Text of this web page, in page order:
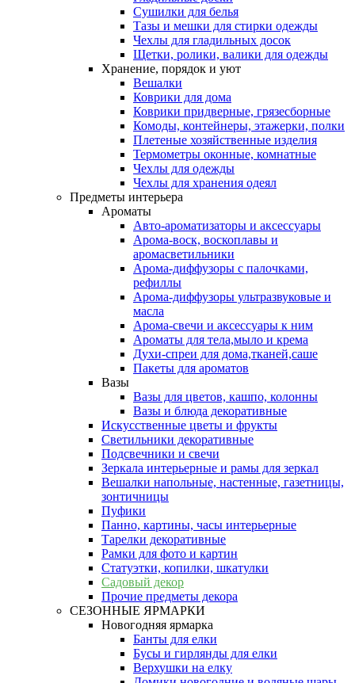
Сушилки для белья
Тазы и мешки для стирки одежды
Чехлы для гладильных досок
Щетки, ролики, валики для одежды
Хранение, порядок и уют
Вешалки
Коврики для дома
Коврики придверные, грязесборные
Комоды, контейнеры, этажерки, полки
Плетеные хозяйственные изделия
Термометры оконные, комнатные
Чехлы для одежды
Чехлы для хранения одеял
Предметы интерьера
Ароматы
Авто-ароматизаторы и аксессуары
Арома-воск, воскоплавы и
аромасветильники
Арома-диффузоры с палочками,
рефиллы
Арома-диффузоры ультразвуковые и
масла
Арома-свечи и аксессуары к ним
Ароматы для тела,мыло и крема
Духи-спреи для дома,тканей,саше
Пакеты для ароматов
Вазы
Вазы для цветов, кашпо, колонны
Вазы и блюда декоративные
Искусственные цветы и фрукты
Светильники декоративные
Подсвечники и свечи
Зеркала интерьерные и рамы для зеркал
Вешалки напольные, настенные, газетницы,
зонтичницы
Пуфики
Панно, картины, часы интерьерные
Тарелки декоративные
Рамки для фото и картин
Статуэтки, копилки, шкатулки
Садовый декор
Прочие предметы декора
СЕЗОННЫЕ ЯРМАРКИ
Новогодняя ярмарка
Банты для елки
Бусы и гирлянды для елки
Верхушки на елку